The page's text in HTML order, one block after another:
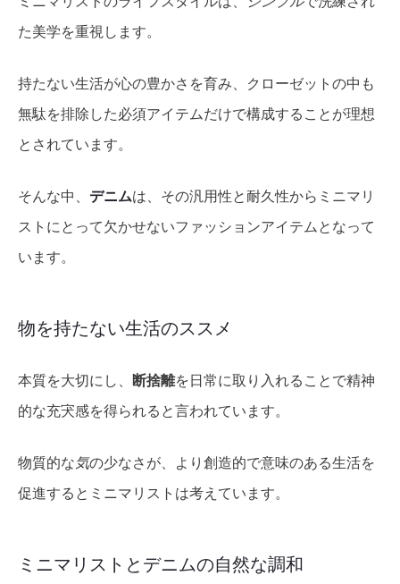
た美学を重視します。
持たない生活が心の豊かさを育み、クローゼットの中も
無駄を排除した必須アイテムだけで構成することが理想
とされています。
そんな中、 デニムは、その汎用性と耐久性からミニマリ
ストにとって欠かせないファッションアイテムとなって
います。
物を持たない生活のススメ
本質を大切にし、 断捨離を日常に取り入れることで精神
的な充宊感を得られると言われています。
物質的な気の少なさが、より創造的で意味のある生活を
促進するとミニマリストは考えています。
ミニマリストとデニムの自然な調和